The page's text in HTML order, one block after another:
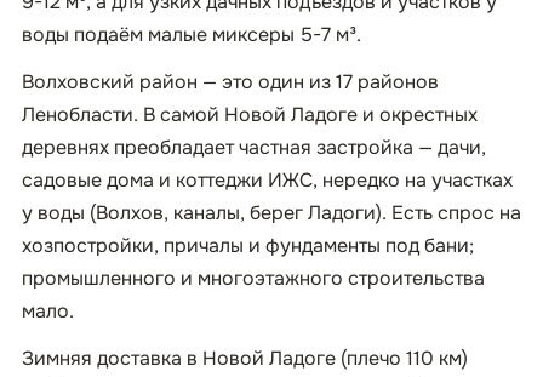
воды подаём малые миксеры 5-7 м³.
Волховский район — это один из 17 районов
Ленобласти. В самой Новой Ладоге и окрестных
деревнях преобладает частная застройка — дачи,
садовые дома и коттеджи ИЖС, нередко на участках
у воды (Волхов, каналы, берег Ладоги). Есть спрос на
хозпостройки, причалы и фундаменты под бани;
промышленного и многоэтажного строительства
мало.
Зимняя доставка в Новой Ладоге (плечо 110 км)